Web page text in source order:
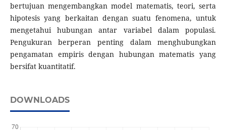
bertujuan mengembangkan model matematis, teori, serta
hipotesis yang berkaitan dengan suatu fenomena, untuk
mengetahui hubungan antar variabel dalam populasi.
Pengukuran berperan penting dalam menghubungkan
pengamatan empiris dengan hubungan matematis yang
bersifat kuantitatif.
DOWNLOADS